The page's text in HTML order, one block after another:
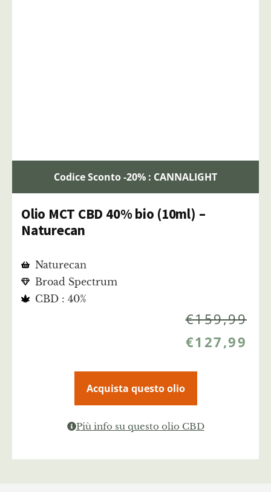
Codice Sconto -20% : CANNALIGHT
Olio MCT CBD 40% bio (10ml) –
Naturecan
Naturecan
Broad Spectrum
CBD : 40%
€159,99
€127,99
Acquista questo olio
Più info su questo olio CBD